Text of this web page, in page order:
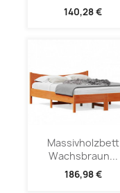
140,28 €
Massivholzbett
Wachsbraun...
186,98 €